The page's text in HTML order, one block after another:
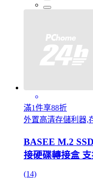
滿1件享88折
外置高清存儲利器,
BASEE M.2
接硬碟轉接盒
(14)